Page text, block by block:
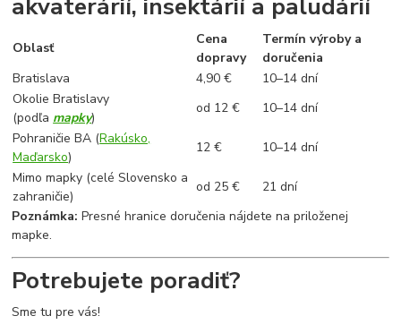
akvaterárií, insektárií a paludárií
Oblasť
Cena
dopravy
Termín výroby a
doručenia
Bratislava
4,90 €
10–14 dní
Okolie Bratislavy
(podľa mapky)
od 12 €
10–14 dní
Pohraničie BA (Rakúsko,
Maďarsko)
12 €
10–14 dní
Mimo mapky (celé Slovensko a
zahraničie)
od 25 €
21 dní
Poznámka: Presné hranice doručenia nájdete na priloženej
mapke.
Potrebujete poradiť?
Sme tu pre vás!